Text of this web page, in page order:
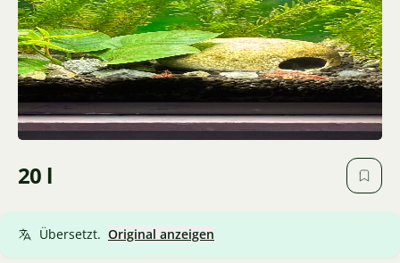
20 l
Übersetzt. Original anzeigen